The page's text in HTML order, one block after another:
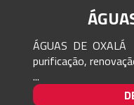
ÁGUAS DE OXALÁ
purificação,
...